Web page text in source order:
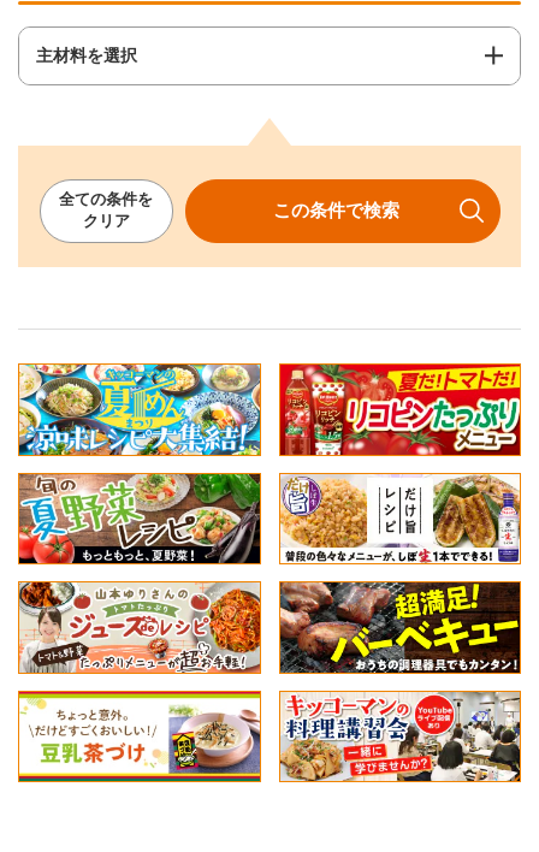
主材料を選択
全ての条件を
クリア
この条件で検索